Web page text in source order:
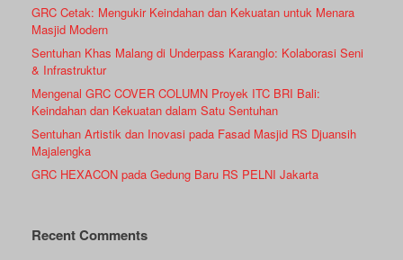
GRC Cetak: Mengukir Keindahan dan Kekuatan untuk Menara
Masjid Modern
Sentuhan Khas Malang di Underpass Karanglo: Kolaborasi Seni
& Infrastruktur
Mengenal GRC COVER COLUMN Proyek ITC BRI Bali:
Keindahan dan Kekuatan dalam Satu Sentuhan
Sentuhan Artistik dan Inovasi pada Fasad Masjid RS Djuansih
Majalengka
GRC HEXACON pada Gedung Baru RS PELNI Jakarta
Recent Comments